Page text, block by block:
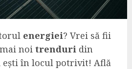
energiei? Vrei să fii
noi trenduri din
ești în locul potrivit! Află